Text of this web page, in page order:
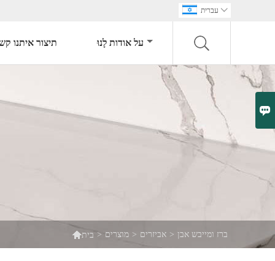

עברית 
תיצור איתנו על אודות לָנוּ
בית > מוצרים > אביזרים > ברז ומייבש אבן